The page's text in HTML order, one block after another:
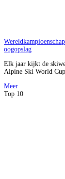
oogopslag
Elk jaar kijkt de
Alpine Ski World
Meer
Top 10